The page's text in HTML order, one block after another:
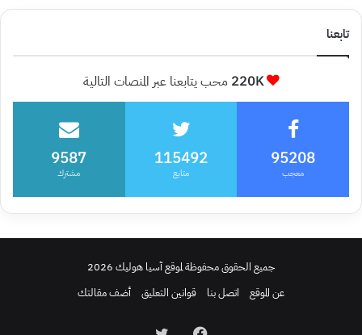
تابعنا
220K محب يتابعنا عبر المنصات التالية
95208
معجب
115492
متابع
9587
مشترك
جميع الحقوق محفوظة لموقع آسيا هوليك 2026
عن الموقع
اتصل بنا قوانين التعليق أضف مقالتك